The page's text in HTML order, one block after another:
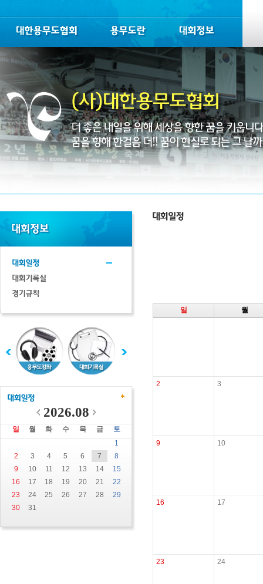
2026.08
일 월 화 수 목 금
토
1
2
3 4 5 6 7
8
9
10 11 12 13 14
15
16
17 18 19 20 21
22
23
24 25 26 27 28
29
30
31
일 월
2 3
9 10
16 17
23 24